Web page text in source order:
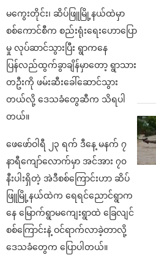
မကွေးတိုင်း၊ ဆိပ်ဖြူမြို့နယ်ထဲမှာ
စစ်ကောင်စီက စည်းရုံးရေးဟောပြော
မှု လုပ်ဆာင်သွားပြီး ရွာကနေ
ပြန်လည်ထွက်ခွာချိန်မှာတော့ ရွာသား
တဦးကို ဖမ်းဆီးခေါ်ဆောင်သွား
တယ်လို့ ဒေသခံတွေဆီက သိရပါ
တယ်။
ဖေဖော်ဝါရီ ၂၃ ရက် ဒီနေ့ မနက် ၇
နာရီကျော်လောက်မှာ အင်အား ၇၀
နီးပါးရှိတဲ့ အဲဒီစစ်ကြောင်းဟာ ဆိပ်
ဖြူမြို့နယ်ထဲက ရေရင်ညောင်ရွာက
နေ မြောက်ရွာမကျေးရွာထဲ ခြေလျင်
စစ်ကြောင်းနဲ့ ဝင်ရာက်လာခဲ့တာလို့
ဒေသခံတွေက ပြောပါတယ်။